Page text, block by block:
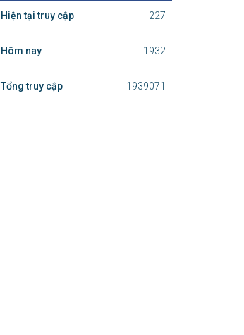
Hiện tại truy cập 227
Hôm nay 1932
Tổng truy cập 1939071